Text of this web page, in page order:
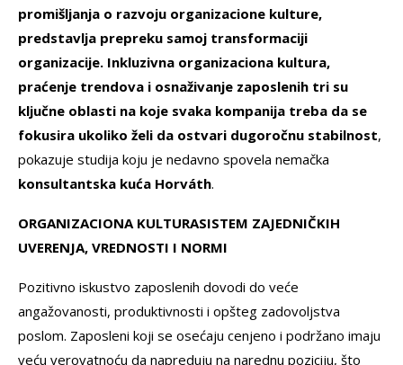
promišljanja o razvoju organizacione kulture,
predstavlja prepreku samoj transformaciji
organizacije. Inkluzivna organizaciona kultura,
praćenje trendova i osnaživanje zaposlenih tri su
ključne oblasti na koje svaka kompanija treba da se
fokusira ukoliko želi da ostvari dugoročnu stabilnost,
pokazuje studija koju je nedavno spovela nemačka
konsultantska kuća Horváth.
ORGANIZACIONA KULTURASISTEM ZAJEDNIČKIH
UVERENJA, VREDNOSTI I NORMI
Pozitivno iskustvo zaposlenih dovodi do veće
angažovanosti, produktivnosti i opšteg zadovoljstva
poslom. Zaposleni koji se osećaju cenjeno i podržano imaju
veću verovatnoću da napreduju na narednu poziciju, što